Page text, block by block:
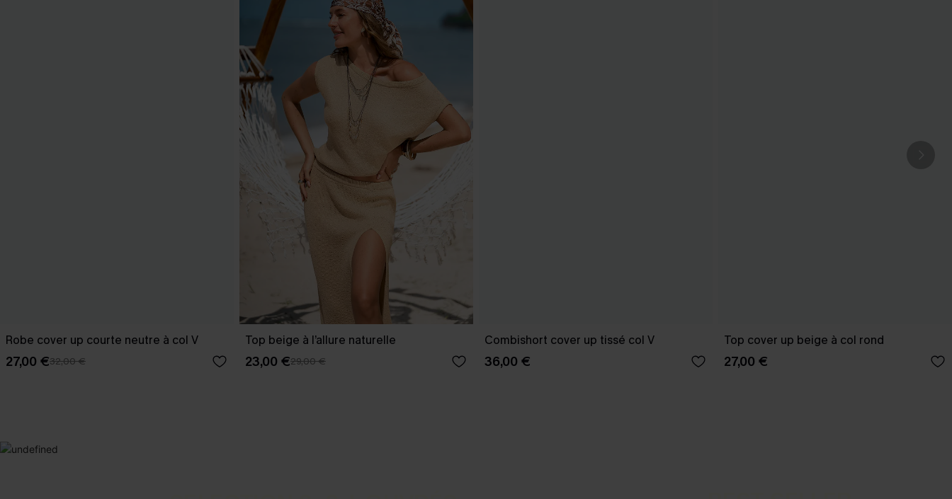
Robe cover up courte neutre à col V
27,00 €32,00 €
Top beige à l’allure naturelle
23,00 €29,00 €
Combishort cover up tissé col V
36,00 €
Top cover up beige à col rond
27,00 €